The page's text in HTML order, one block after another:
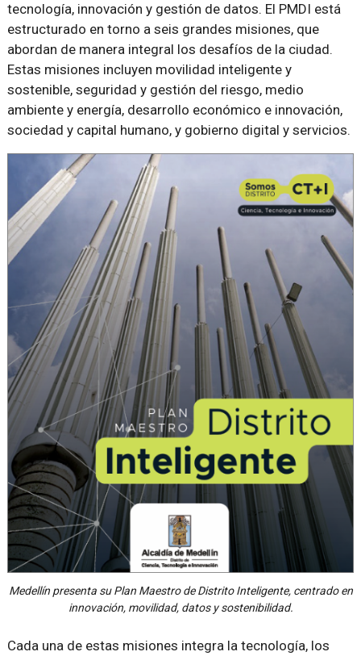
tecnología, innovación y gestión de datos. El PMDI está
estructurado en torno a seis grandes misiones, que
abordan de manera integral los desafíos de la ciudad.
Estas misiones incluyen movilidad inteligente y
sostenible, seguridad y gestión del riesgo, medio
ambiente y energía, desarrollo económico e innovación,
sociedad y capital humano, y gobierno digital y servicios.
Medellín presenta su Plan Maestro de Distrito Inteligente, centrado en
innovación, movilidad, datos y sostenibilidad.
Cada una de estas misiones integra la tecnología, los